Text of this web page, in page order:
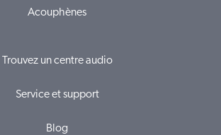
Acouphènes
Trouvez un centre audio
Service et support
Blog